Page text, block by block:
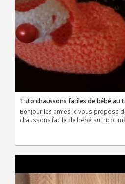
Tuto chaussons faciles de bébé au
Bonjour les amies je vous propose
chaussons facile de bébé au tricot